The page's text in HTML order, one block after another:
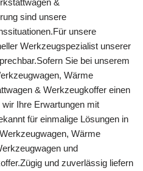
sind unsere
unsere
Werkzeugspezialist unserer
Sie bei unserem
Wärme
& Werkzeugkoffer einen
Ihre Erwartungen mit
für einmalige Lösungen in
Wärme
und
und zuverlässig liefern